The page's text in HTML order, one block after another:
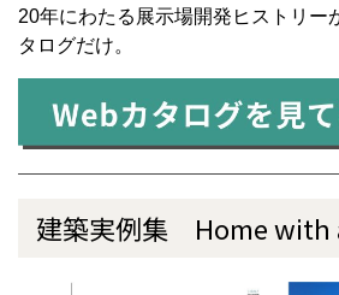
20年にわたる展示場開発ヒストリー
タログだけ。
建築実例集 Home with